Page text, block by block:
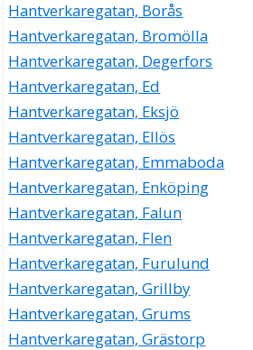
Hantverkaregatan, Borås
Hantverkaregatan, Bromölla
Hantverkaregatan, Degerfors
Hantverkaregatan, Ed
Hantverkaregatan, Eksjö
Hantverkaregatan, Ellös
Hantverkaregatan, Emmaboda
Hantverkaregatan, Enköping
Hantverkaregatan, Falun
Hantverkaregatan, Flen
Hantverkaregatan, Furulund
Hantverkaregatan, Grillby
Hantverkaregatan, Grums
Hantverkaregatan, Grästorp